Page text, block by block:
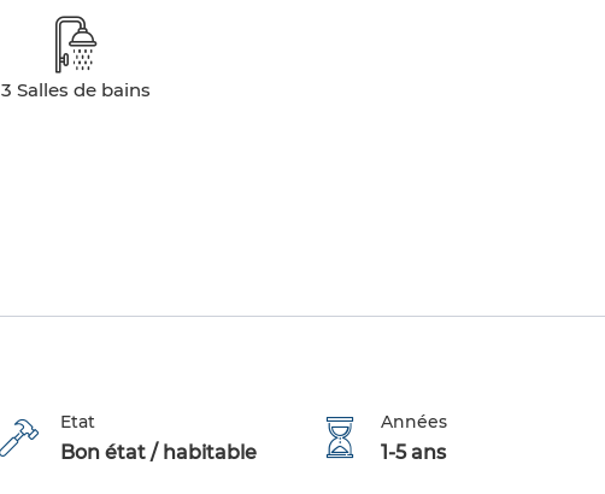
3 Salles de bains
Etat
Bon état / habitable
Années
1-5 ans